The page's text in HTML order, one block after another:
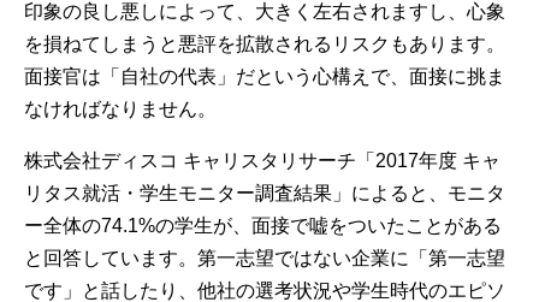
印象の良し悪しによって、大きく左右されますし、心象
を損ねてしまうと悪評を拡散されるリスクもあります。
面接官は「自社の代表」だという心構えで、面接に挑ま
なければなりません。
株式会社ディスコ キャリスタリサーチ「2017年度 キャ
リタス就活・学生モニター調査結果」によると、モニタ
ー全体の74.1%の学生が、面接で嘘をついたことがある
と回答しています。第一志望ではない企業に「第一志望
です」と話したり、他社の選考状況や学生時代のエピソ